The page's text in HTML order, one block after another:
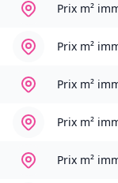
Prix m²
Prix m²
Prix m²
Prix m²
Prix m²